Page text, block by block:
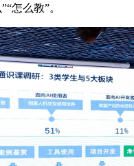
怎么教”。